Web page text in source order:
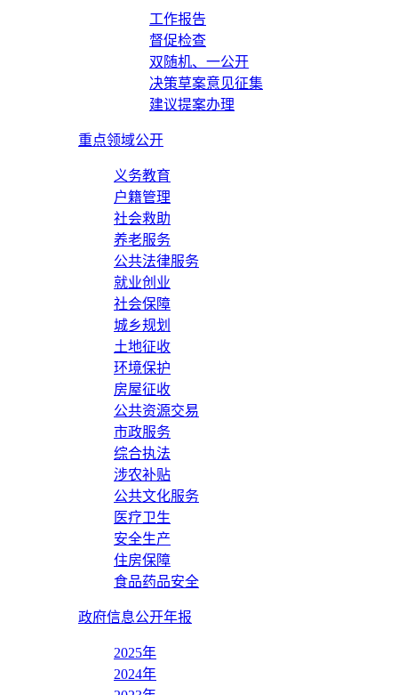
工作报告
督促检查
双随机、一公开
决策草案意见征集
建议提案办理
重点领域公开
义务教育
户籍管理
社会救助
养老服务
公共法律服务
就业创业
社会保障
城乡规划
土地征收
环境保护
房屋征收
公共资源交易
市政服务
综合执法
涉农补贴
公共文化服务
医疗卫生
安全生产
住房保障
食品药品安全
政府信息公开年报
2025年
2024年